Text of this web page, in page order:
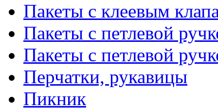
Пакеты с клеевым
Пакеты с петлевой
Пакеты с петлевой
Перчатки, рукавицы
Пикник